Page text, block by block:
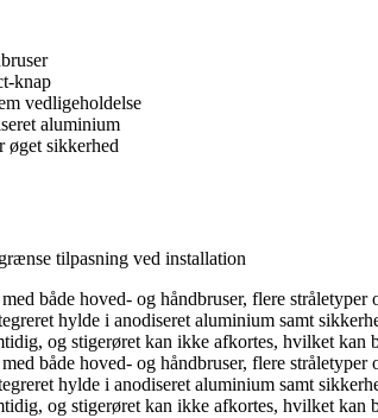
knap
vedligeholdelse
aluminium
øget sikkerhed
tilpasning ved installation
både hoved- og håndbruser, flere
hylde i anodiseret aluminium samt
og stigerøret kan ikke afkortes, hvilket kan
både hoved- og håndbruser, flere
hylde i anodiseret aluminium samt
og stigerøret kan ikke afkortes, hvilket kan